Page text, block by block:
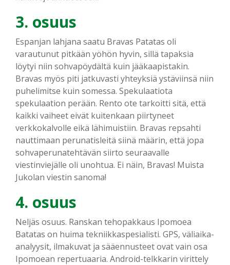
3. osuus
Espanjan lahjana saatu Bravas Patatas oli
varautunut pitkään yöhön hyvin, sillä tapaksia
löytyi niin sohvapöydältä kuin jääkaapistakin.
Bravas myös piti jatkuvasti yhteyksiä ystäviinsä niin
puhelimitse kuin somessa. Spekulaatiota
spekulaation perään. Rento ote tarkoitti sitä, että
kaikki vaiheet eivät kuitenkaan piirtyneet
verkkokalvolle eikä lähimuistiin. Bravas repsahti
nauttimaan perunatisleitä siinä määrin, että jopa
sohvaperunatehtävän siirto seuraavalle
viestinviejälle oli unohtua. Ei näin, Bravas! Muista
Jukolan viestin sanoma!
4. osuus
Neljäs osuus. Ranskan tehopakkaus Ipomoea
Batatas on huima tekniikkaspesialisti. GPS, väliaika-
analyysit, ilmakuvat ja sääennusteet ovat vain osa
Ipomoean repertuaaria. Android-telkkarin virittely